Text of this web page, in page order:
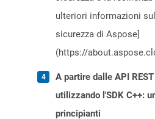
ulteriori informazioni
sicurezza di Aspose]
(https://
A partire dalle API
utilizzando l'SDK C++:
principianti